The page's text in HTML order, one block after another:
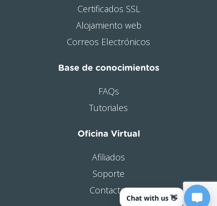
Certificados SSL
Alojamiento web
Correos Electrónicos
Base de conocimientos
FAQs
Tutoriales
Oficina Virtual
Afiliados
Soporte
Contactar
Chat with us 👋